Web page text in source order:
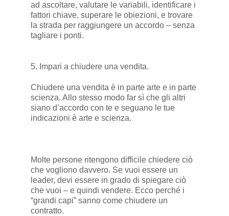
ad ascoltare, valutare le variabili, identificare i
fattori chiave, superare le obiezioni, e trovare
la strada per raggiungere un accordo – senza
tagliare i ponti.
5. Impari a chiudere una vendita.
Chiudere una vendita è in parte arte e in parte
scienza. Allo stesso modo far sì che gli altri
siano d’accordo con te e seguano le tue
indicazioni è arte e scienza.
Molte persone ritengono difficile chiedere ciò
che vogliono davvero. Se vuoi essere un
leader, devi essere in grado di spiegare ciò
che vuoi – e quindi vendere. Ecco perché i
“grandi capi” sanno come chiudere un
contratto.